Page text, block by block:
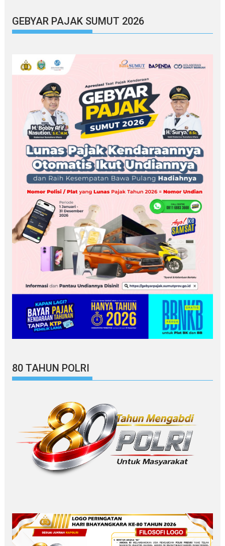
GEBYAR PAJAK SUMUT 2026
80 TAHUN POLRI